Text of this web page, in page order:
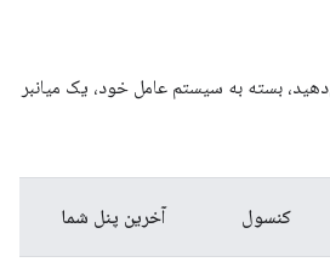
بسته به سیستم عامل خود، یک میانبر
کنسول آخرین پنل شما